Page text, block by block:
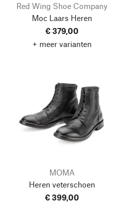
Red Wing Shoe Company
Moc Laars Heren
€ 379,00
+ meer varianten
MOMA
Heren veterschoen
€ 399,00